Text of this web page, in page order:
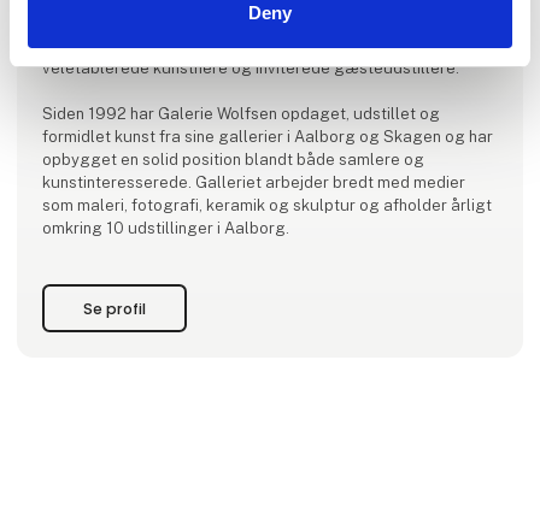
Deny
Galerie Wolfsen præsenterer et selektivt kurateret udvalg
af dansk og international samtidskunst – fra nye talenter til
veletablerede kunstnere og inviterede gæsteudstillere.
Siden 1992 har Galerie Wolfsen opdaget, udstillet og
formidlet kunst fra sine gallerier i Aalborg og Skagen og har
opbygget en solid position blandt både samlere og
kunstinteresserede. Galleriet arbejder bredt med medier
som maleri, fotografi, keramik og skulptur og afholder årligt
omkring 10 udstillinger i Aalborg.
Se profil